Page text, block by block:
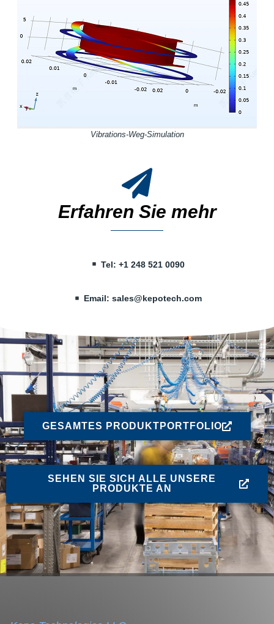
Vibrations-Weg-Simulation
Erfahren Sie mehr
Tel: +1 248 521 0090
Email:sales@kepotech.com
GESAMTES PRODUKTPORTFOLIO
SEHEN SIE SICH ALLE UNSERE
PRODUKTE AN